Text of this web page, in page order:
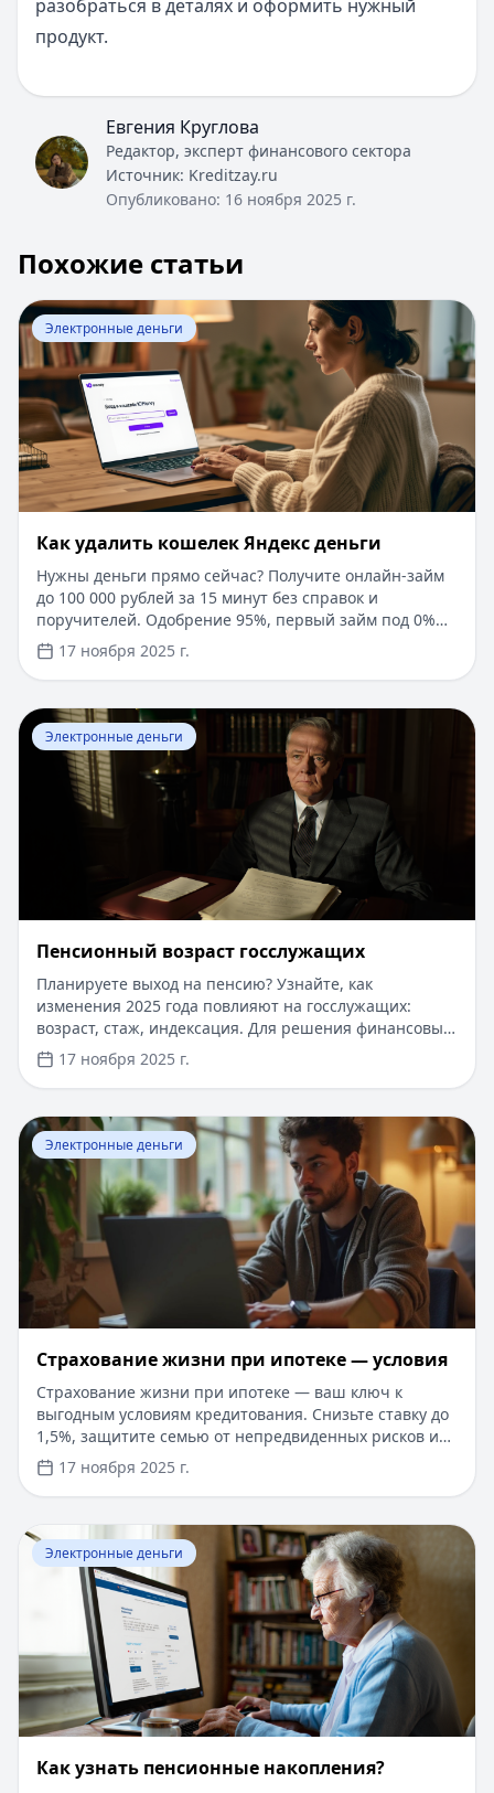
разобраться в деталях и оформить нужный
продукт.
Евгения Круглова
Редактор, эксперт финансового сектора
Источник: Kreditzay.ru
Опубликовано: 16 ноября 2025 г.
Похожие статьи
Перейти к статье:Как удалить кошелек Яндекс деньги
Электронные деньги
Как удалить кошелек Яндекс деньги
Нужны деньги прямо сейчас? Получите онлайн-займ
до 100 000 рублей за 15 минут без справок и
поручителей. Одобрение 95%, первый займ под 0%
на срок до 30 дней. В статье вы найдете подробную
инструкцию по закрытию кошелька ЮMoney, включая
важные подготовительные шаги, необходимые
документы и возможные последствия. Узнаете о
правовых аспектах и альтернативных платежных
решениях в 2025 году.
17 ноября 2025 г.
Перейти к статье:​Пенсионный возраст госслужащих
Электронные деньги
​Пенсионный возраст госслужащих
Планируете выход на пенсию? Узнайте, как
изменения 2025 года повлияют на госслужащих:
возраст, стаж, индексация. Для решения финансовых
вопросов рассмотрите займы до 100 000 ₽ на срок до
12 месяцев с 0% ставкой для первого обращения.
Быстрое оформление без справок и документов.
Сравните условия на Кредитный Зай и выберите
оптимальный вариант.
17 ноября 2025 г.
Перейти к статье:Страхование жизни при ипотеке —
Электронные деньги
Страхование жизни при ипотеке — условия
Страхование жизни при ипотеке — ваш ключ к
выгодным условиям кредитования. Снизьте ставку до
1,5%, защитите семью от непредвиденных рисков и
оформите полис онлайн за 10 минут. Новые правила
2025 года делают процесс прозрачнее. Успейте
получить кредит на сумму до 5 млн рублей с быстрым
одобрением и гибкими условиями
17 ноября 2025 г.
Перейти к статье:​Как узнать пенсионные
Электронные деньги
​Как узнать пенсионные накопления?